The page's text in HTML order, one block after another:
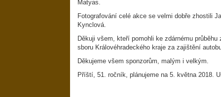
Matyas.
Fotografování celé akce se velmi dobře zhostili
Kynclová.
Děkuji všem, kteří pomohli ke zdárnému
sboru Královéhradeckého kraje za zajištění
Děkujeme všem sponzorům, malým i velkým.
Příští, 51. ročník, plánujeme na 5. května 2018.